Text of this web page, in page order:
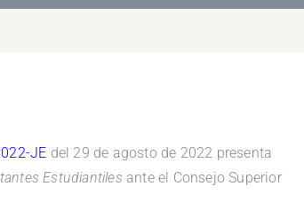
JE del 29 de agosto de 2022 presenta
Estudiantiles ante el Consejo Superior